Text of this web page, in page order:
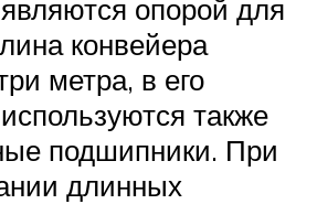
опорой для
конвейера
метра, в его
также
подшипники. При
длинных